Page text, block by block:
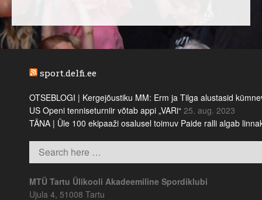
sport.delfi.ee
OTSEBLOGI | Kergejõustiku MM: Erm ja Tilga alustasid
US Openi tenniseturniir võtab appi „VARi“ 25. aug. 2023
TÄNA | Üle 100 ekipaaži osalusel toimuv Paide ralli algab
MTÜ Tartu Ülikooli Akadeemiline Spordiklubi
Ujula 4, 51008 Tartu